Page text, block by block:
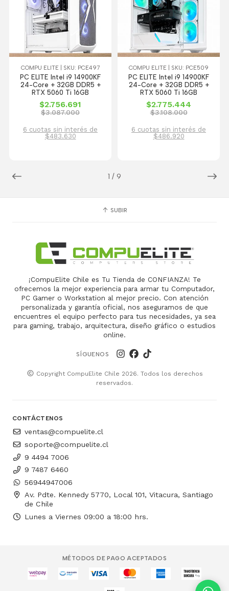
1 / 9
COMPU ELITE | SKU: PCE497
PC ELITE Intel i9 14900KF
24-Core + 32GB DDR5 +
RTX 5060 Ti 16GB
$2.756.691
$3.087.000
6 cuotas sin interés de
$483.630
COMPU ELITE | SKU: PCE509
PC ELITE Intel i9 14900KF
24-Core + 32GB DDR5 +
RTX 5060 Ti 16GB
$2.775.444
$3.108.000
6 cuotas sin interés de
$486.920
SUBIR
¡CompuElite Chile es Tu Tienda de CONFIANZA! Te
ofrecemos la mejor experiencia para armar tu Computador,
PC Gamer o Workstation al mejor precio. Con atención
personalizada y garantía oficial, nos aseguramos de que
encuentres el equipo perfecto para tus necesidades, ya sea
para gaming, trabajo, arquitectura, diseño gráfico o estudios
online.
SÍGUENOS
Copyright CompuElite Chile 2026. Todos los derechos
reservados.
CONTÁCTENOS
ventas@compuelite.cl
soporte@compuelite.cl
9 4494 7006
9 7487 6460
56944947006
Av. Pdte. Kennedy 5770, Local 101, Vitacura, Santiago
de Chile
Lunes a Viernes 09:00 a 18:00 hrs.
MÉTODOS DE PAGO ACEPTADOS